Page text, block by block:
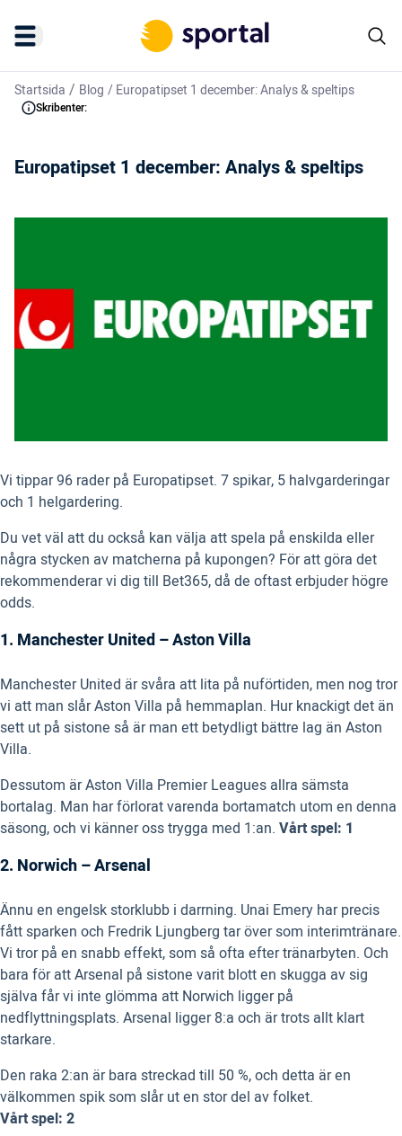
Startsida / Blog /Europatipset 1 december: Analys & speltips
Skribenter:
Europatipset 1 december: Analys & speltips
Vi tippar 96 rader på Europatipset. 7 spikar, 5 halvgarderingar
och 1 helgardering.
Du vet väl att du också kan välja att spela på enskilda eller
några stycken av matcherna på kupongen? För att göra det
rekommenderar vi dig till Bet365, då de oftast erbjuder högre
odds.
1. Manchester United – Aston Villa
Manchester United är svåra att lita på nuförtiden, men nog tror
vi att man slår Aston Villa på hemmaplan. Hur knackigt det än
sett ut på sistone så är man ett betydligt bättre lag än Aston
Villa.
Dessutom är Aston Villa Premier Leagues allra sämsta
bortalag. Man har förlorat varenda bortamatch utom en denna
säsong, och vi känner oss trygga med 1:an. Vårt spel: 1
2. Norwich – Arsenal
Ännu en engelsk storklubb i darrning. Unai Emery har precis
fått sparken och Fredrik Ljungberg tar över som interimtränare.
Vi tror på en snabb effekt, som så ofta efter tränarbyten. Och
bara för att Arsenal på sistone varit blott en skugga av sig
själva får vi inte glömma att Norwich ligger på
nedflyttningsplats. Arsenal ligger 8:a och är trots allt klart
starkare.
Den raka 2:an är bara streckad till 50 %, och detta är en
välkommen spik som slår ut en stor del av folket.
Vårt spel: 2